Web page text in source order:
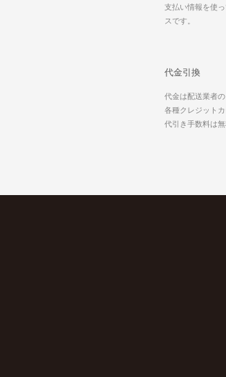
支払い情報を使
スです。
代金引換
代金は配送業者
各種クレジット
代引き手数料は無